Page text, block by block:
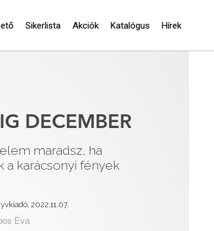
Sikerlista Akciók Katalógus Hírek
DECEMBER
maradsz, ha
a karácsonyi fények
2022.11.07.
Éva